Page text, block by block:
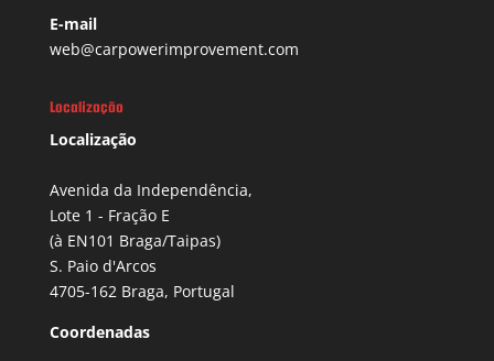
E-mail
web@carpowerimprovement.com
Localização
Localização
Avenida da Independência,
Lote 1 - Fração E
(à EN101 Braga/Taipas)
S. Paio d'Arcos
4705-162 Braga, Portugal
Coordenadas